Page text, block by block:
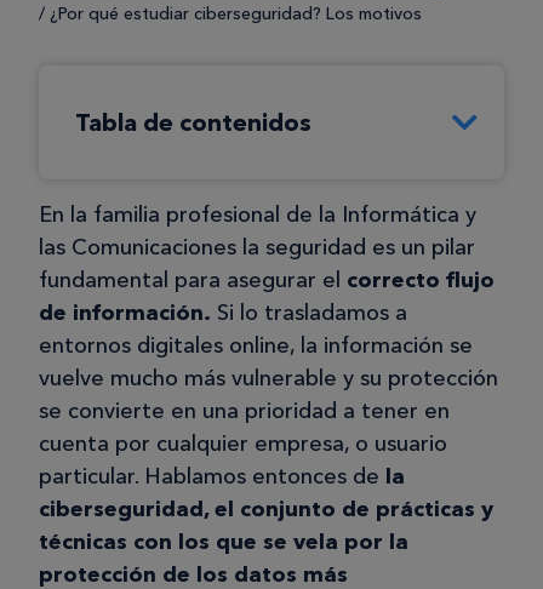
/ ¿Por qué estudiar ciberseguridad? Los motivos
Tabla de contenidos
En la familia profesional de la Informática y
las Comunicaciones la seguridad es un pilar
fundamental para asegurar el correcto flujo
de información. Si lo trasladamos a
entornos digitales online, la información se
vuelve mucho más vulnerable y su protección
se convierte en una prioridad a tener en
cuenta por cualquier empresa, o usuario
particular. Hablamos entonces de la
ciberseguridad, el conjunto de prácticas y
técnicas con los que se vela por la
protección de los datos más